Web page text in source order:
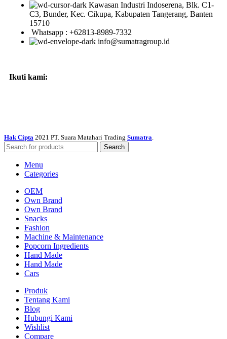
Kawasan Industri Indoserena, Blk. C1-
C3, Bunder, Kec. Cikupa, Kabupaten Tangerang, Banten
15710
Whatsapp : +62813-8989-7332
info@sumatragroup.id
Ikuti kami:
Hak Cipta 2021 PT. Suara Matahari Trading Sumatra.
Search
Menu
Categories
OEM
Own Brand
Own Brand
Snacks
Fashion
Machine & Maintenance
Popcorn Ingredients
Hand Made
Hand Made
Cars
Produk
Tentang Kami
Blog
Hubungi Kami
Wishlist
Compare